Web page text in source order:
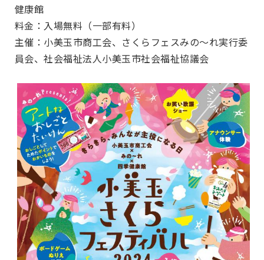
健康館
料金：入場無料（一部有料）
主催：小美玉市商工会、さくらフェスみの～れ実行委
員会、社会福祉法人小美玉市社会福祉協議会